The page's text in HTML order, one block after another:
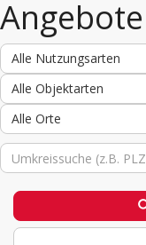
Alle Nutzungsarten
Alle Objektarten
Alle Orte